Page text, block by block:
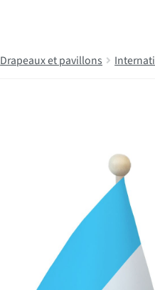
Drapeaux et pavillons